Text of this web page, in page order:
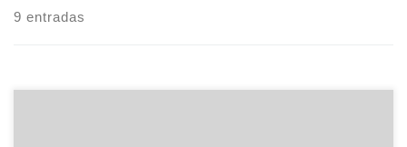
9 entradas